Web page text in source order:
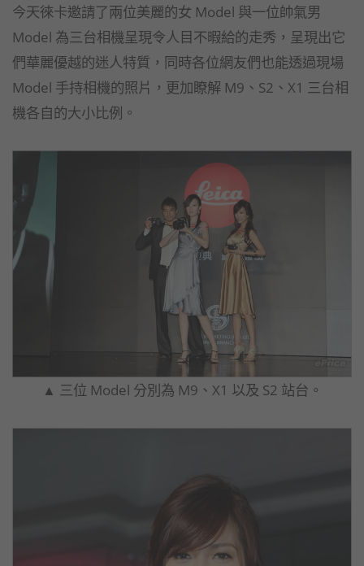
今天徠卡邀請了兩位美麗的女 Model 與一位帥氣男
Model 為三台相機呈現令人目不暇給的走秀，呈現出它
們華麗優越的迷人特質，同時各位網友們也能透過現場
Model 手持相機的照片，更加瞭解 M9、S2、X1 三台相
機各自的大小比例。
▲ 三位 Model 分別為 M9、X1 以及 S2 站台。